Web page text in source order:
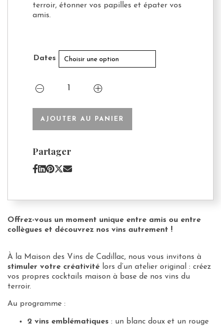
terroir, étonner vos papilles et épater vos
amis.
Dates
vin
créez
cocktails
AJOUTER AU PANIER
Partager
Offrez-vous un moment unique entre amis ou entre
collègues et découvrez nos vins autrement !
À la Maison des Vins de Cadillac, nous vous invitons à
stimuler votre créativité lors d’un atelier original : créez
vos propres cocktails maison à base de nos vins du
terroir.
Au programme :
2 vins emblématiques : un blanc doux et un rouge